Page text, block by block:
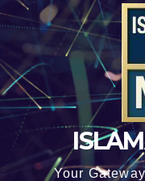
Your